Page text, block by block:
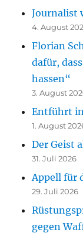
Journalist
4. August
Florian
dafür,
hassen“
3. August
Entführt in
1. August
Der Geist
31. Juli 2026
Appell für
29. Juli 2026
gegen